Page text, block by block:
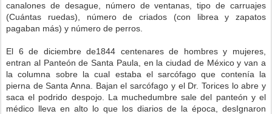
canalones de desague, número de ventanas, tipo de carruajes
(Cuántas ruedas), número de criados (con librea y zapatos
pagaban más) y número de perros.
El 6 de diciembre de1844 centenares de hombres y mujeres,
entran al Panteón de Santa Paula, en la ciudad de México y van a
la columna sobre la cual estaba el sarcófago que contenía la
pierna de Santa Anna. Bajan el sarcófago y el Dr. Torices lo abre y
saca el podrido despojo. La muchedumbre sale del panteón y el
médico lleva en alto lo que los diarios de la época, desIgnaron